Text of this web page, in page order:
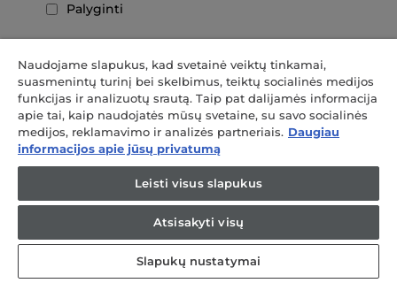
Palyginti
ID Series 2 Orkaitės
Kelių lygių, 78 litrai, Hidrolizinis, 11 funkcijos,
Patobulintas nuotolinis valdymas ir turinys („Wi-
Fi“ ir BLUETOOTH®)
Pažangi naudotojo sąsaja
Nuotolinis valdymas
A++ energetinė klasė
Naudojame slapukus, kad svetainė veiktų tinkamai,
suasmenintų turinį bei skelbimus, teiktų socialinės medijos
funkcijas ir analizuotų srautą. Taip pat dalijamės informacija
apie tai, kaip naudojatės mūsų svetaine, su savo socialinės
medijos, reklamavimo ir analizės partneriais. Daugiau
informacijos apie jūsų privatumą
Leisti visus slapukus
Atsisakyti visų
Slapukų nustatymai